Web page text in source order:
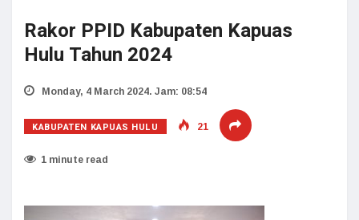
Rakor PPID Kabupaten Kapuas
Hulu Tahun 2024
Monday, 4 March 2024. Jam: 08:54
KABUPATEN KAPUAS HULU 21
1 minute read